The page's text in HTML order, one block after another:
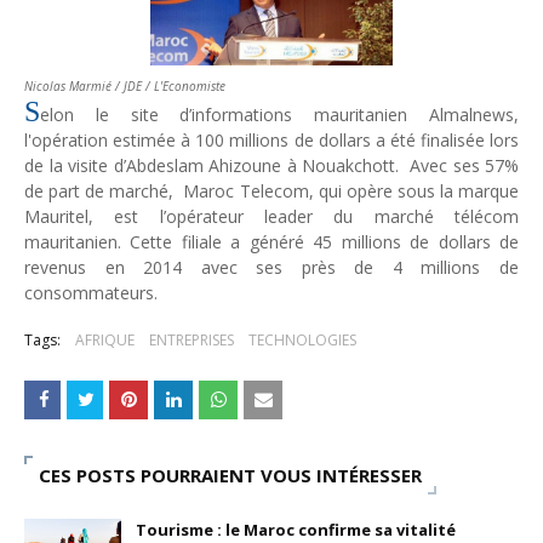
-Jul 15 2026
Jeux vidéo : Supercell parie sur les studios africains
Unknown
-Jul 01 2026
Economie hôtelière : la connectivité comme levier
Unknown
-Jun 27 2026
Pays du Golfe : nouveau paradigme, nouvelles priorités
Unknown
Unknown -Jun 18 2026
Unknown-
Jun 11 2026
Banques centrales : indépendantes jusqu'où ?
VTC : Yango Group veut accélérer en Afrique
Nicolas Marmié / JDE / L'Economiste
Selon le site d’informations mauritanien Almalnews,
l'opération estimée à 100 millions de dollars a été finalisée lors
de la visite d’Abdeslam Ahizoune à Nouakchott. Avec ses 57%
de part de marché, Maroc Telecom, qui opère sous la marque
Mauritel, est l’opérateur leader du marché télécom
mauritanien. Cette filiale a généré 45 millions de dollars de
revenus en 2014 avec ses près de 4 millions de
consommateurs.
Tags: AFRIQUE ENTREPRISES TECHNOLOGIES
CES POSTS POURRAIENT VOUS INTÉRESSER
Tourisme : le Maroc confirme sa vitalité